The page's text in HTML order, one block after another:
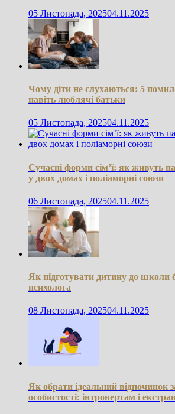
05 Листопада, 202504.11.2025
Чому діти не слухаються: 5
навіть люблячі батьки
05 Листопада, 202504.11.2025
Сучасні форми сім’ї: як живуть
у двох домах і поліаморні союзи
06 Листопада, 202504.11.2025
Як підготувати дитину до школи
психолога
08 Листопада, 202504.11.2025
Як обрати ідеальний відпочинок
особистості: інтровертам і